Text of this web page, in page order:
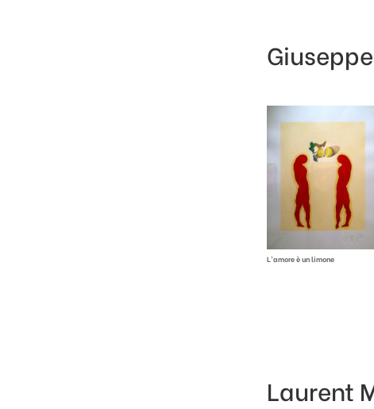
L’amore è un limone
Laurent